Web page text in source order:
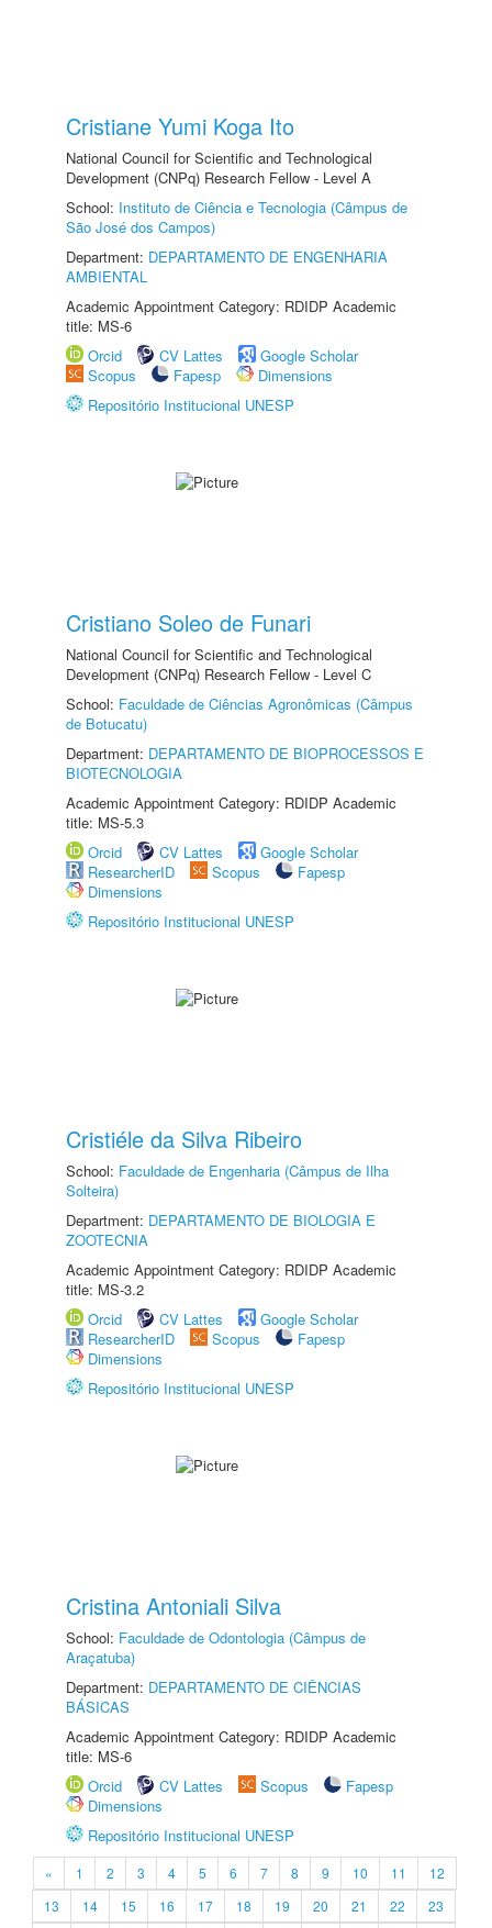
Cristiane Yumi Koga Ito
National Council for Scientific and Technological
Development (CNPq) Research Fellow - Level A
School: Instituto de Ciência e Tecnologia (Câmpus de
São José dos Campos)
Department: DEPARTAMENTO DE ENGENHARIA
AMBIENTAL
Academic Appointment Category: RDIDP Academic
title: MS-6
Orcid
CV Lattes
Google Scholar
Scopus
Fapesp
Dimensions
Repositório Institucional UNESP
Cristiano Soleo de Funari
National Council for Scientific and Technological
Development (CNPq) Research Fellow - Level C
School: Faculdade de Ciências Agronômicas (Câmpus
de Botucatu)
Department: DEPARTAMENTO DE BIOPROCESSOS E
BIOTECNOLOGIA
Academic Appointment Category: RDIDP Academic
title: MS-5.3
Orcid
CV Lattes
Google Scholar
ResearcherID
Scopus
Fapesp
Dimensions
Repositório Institucional UNESP
Cristiéle da Silva Ribeiro
School: Faculdade de Engenharia (Câmpus de Ilha
Solteira)
Department: DEPARTAMENTO DE BIOLOGIA E
ZOOTECNIA
Academic Appointment Category: RDIDP Academic
title: MS-3.2
Orcid
CV Lattes
Google Scholar
ResearcherID
Scopus
Fapesp
Dimensions
Repositório Institucional UNESP
Cristina Antoniali Silva
School: Faculdade de Odontologia (Câmpus de
Araçatuba)
Department: DEPARTAMENTO DE CIÊNCIAS
BÁSICAS
Academic Appointment Category: RDIDP Academic
title: MS-6
Orcid
CV Lattes Scopus
Fapesp
Dimensions
Repositório Institucional UNESP
« 1 2 3 4 5 6 7 8 9 10 11
12
13
14 15 16 17 18 19 20 21 22
23